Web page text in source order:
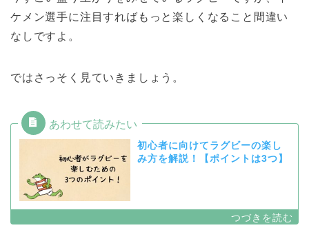
ケメン選手に注目すればもっと楽しくなること間違い
なしですよ。
ではさっそく見ていきましょう。
初心者に向けてラグビーの楽し
み方を解説！【ポイントは3つ】